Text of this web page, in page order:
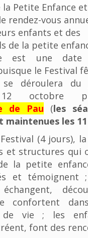
la Petite Enfance
rendez-vous
enfants et des
de la petite
est une date
le Festival
déroulera du
12 octobre
de Pau (les
maintenues les
(4 jours),
et structures qui
la petite
et témoignent
confortent
de vie ; les
font des